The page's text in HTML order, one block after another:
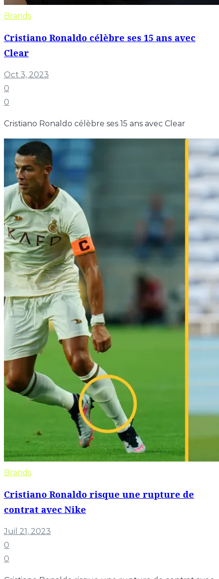
Brands
Cristiano Ronaldo célèbre ses 15 ans avec
Clear
Oct 3, 2023
0
0
Cristiano Ronaldo célèbre ses 15 ans avec Clear
Brands
Cristiano Ronaldo risque une rupture de
contrat avec Nike
Juil 21, 2023
0
0